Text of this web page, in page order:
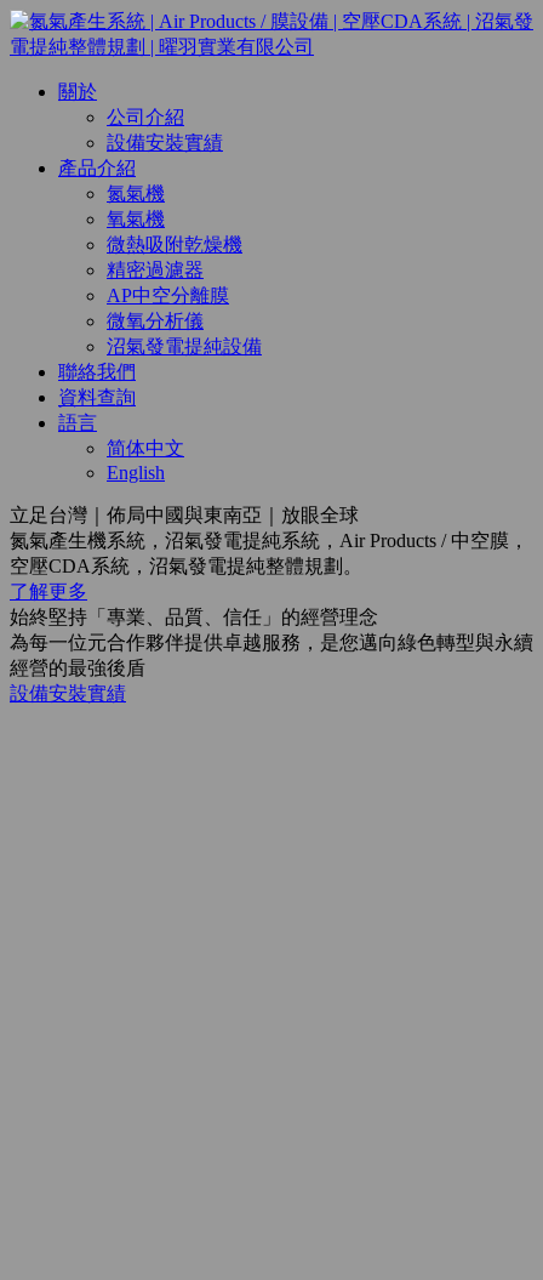
關於
公司介紹
設備安裝實績
產品介紹
氮氣機
氧氣機
微熱吸附乾燥機
精密過濾器
AP中空分離膜
微氧分析儀
沼氣發電提純設備
聯絡我們
資料查詢
語言
简体中文
English
立足台灣｜佈局中國與東南亞｜放眼全球
氮氣產生機系統，沼氣發電提純系統，Air Products / 中空膜，
空壓CDA系統，沼氣發電提純整體規劃。
了解更多
始終堅持「專業、品質、信任」的經營理念
為每一位元合作夥伴提供卓越服務，是您邁向綠色轉型與永續
經營的最強後盾
設備安裝實績